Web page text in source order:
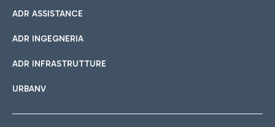
ADR ASSISTANCE
ADR INGEGNERIA
ADR INFRASTRUTTURE
URBANV